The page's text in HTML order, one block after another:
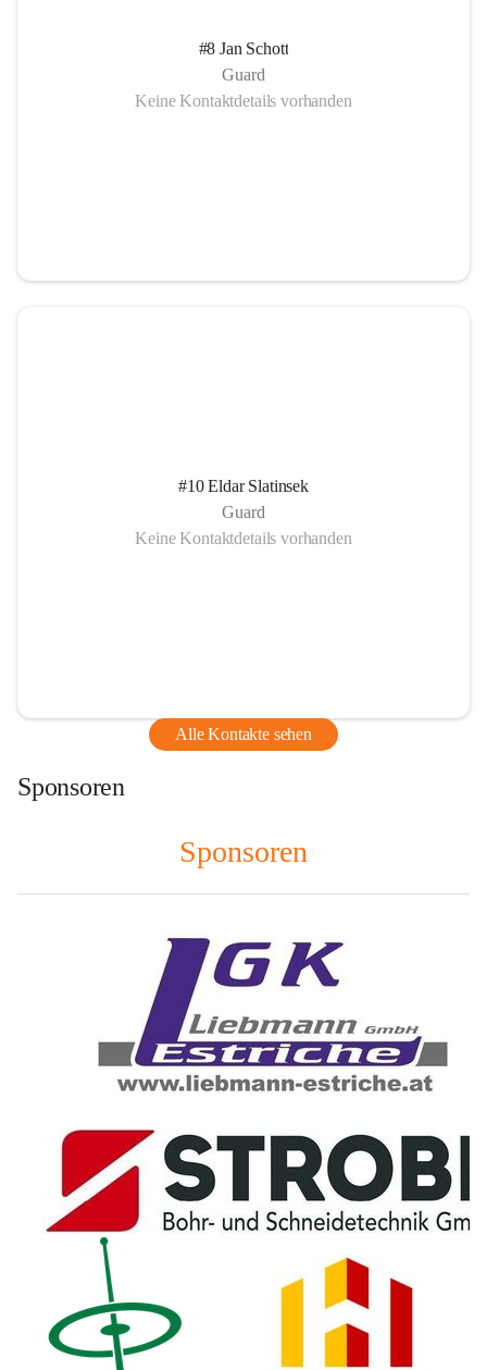
#8 Jan Schott
Guard
Keine Kontaktdetails vorhanden
#10 Eldar Slatinsek
Guard
Keine Kontaktdetails vorhanden
Alle Kontakte sehen
Sponsoren
Sponsoren